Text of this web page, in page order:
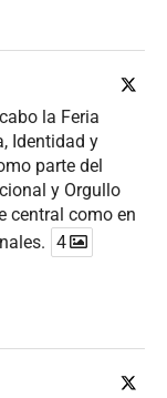
la Feria
Identidad y
parte del
y Orgullo
central como en
4